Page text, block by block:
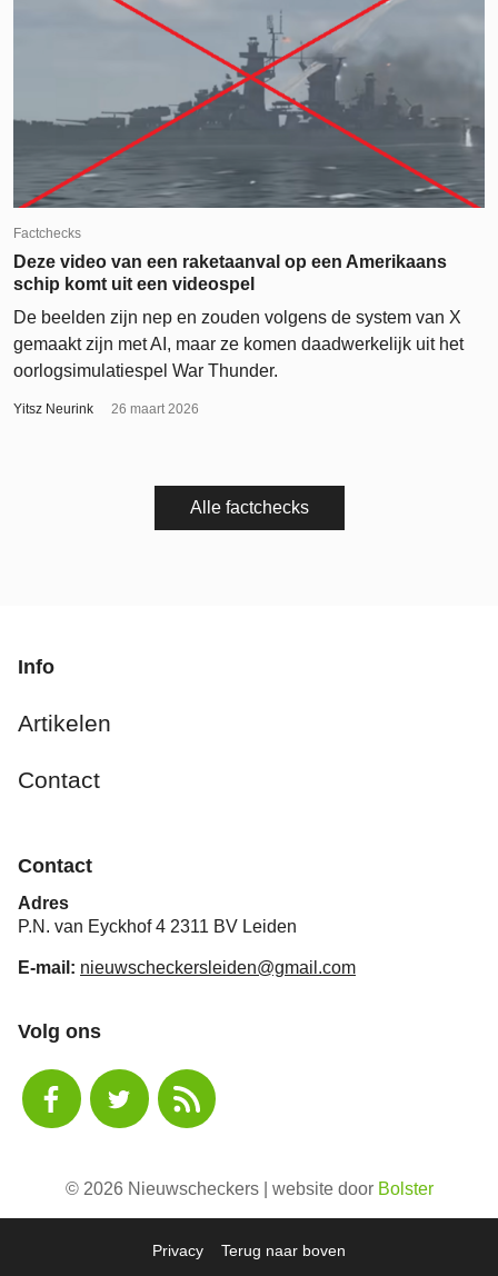
Factchecks
Deze video van een raketaanval op een Amerikaans
schip komt uit een videospel
De beelden zijn nep en zouden volgens de system van X
gemaakt zijn met AI, maar ze komen daadwerkelijk uit het
oorlogsimulatiespel War Thunder.
Yitsz Neurink 26 maart 2026
Alle factchecks
Info
Artikelen
Contact
Contact
Adres
P.N. van Eyckhof 4 2311 BV Leiden
E-mail: nieuwscheckersleiden@gmail.com
Volg ons
© 2026 Nieuwscheckers | website door Bolster
Privacy Terug naar boven